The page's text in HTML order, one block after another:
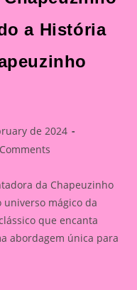
a História
de 2024
da Chapeuzinho
mágico da
que encanta
abordagem única para